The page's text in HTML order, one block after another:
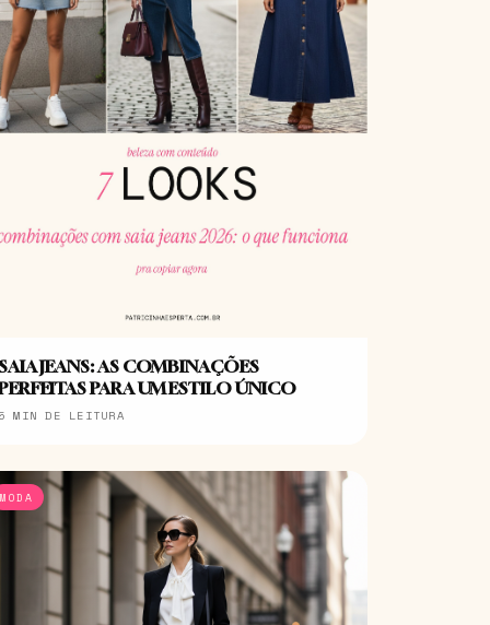
JEANS: AS COMBINAÇÕES
PARA UM ESTILO ÚNICO
MIN DE LEITURA
MODA